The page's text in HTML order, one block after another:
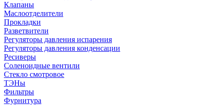
Клапаны
Маслоотделители
Прокладки
Разветвители
Регуляторы давления испарения
Регуляторы давления конденсации
Ресиверы
Соленоидные вентили
Стекло смотровое
ТЭНы
Фильтры
Фурнитура